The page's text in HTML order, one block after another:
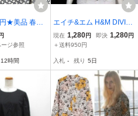
★美品 春夏
アンドエム
沢 総柄 レ
サイズS R-93
ジ参照
12時間
エイチ&エム H&M DIVID
ED カットソー トップス
透かし編み 切替 タッセル
ネン ピコレース 半袖 XS
ピンク
現在 1,280円 即決 1,280円
＋送料950円
入札 - 残り 5日